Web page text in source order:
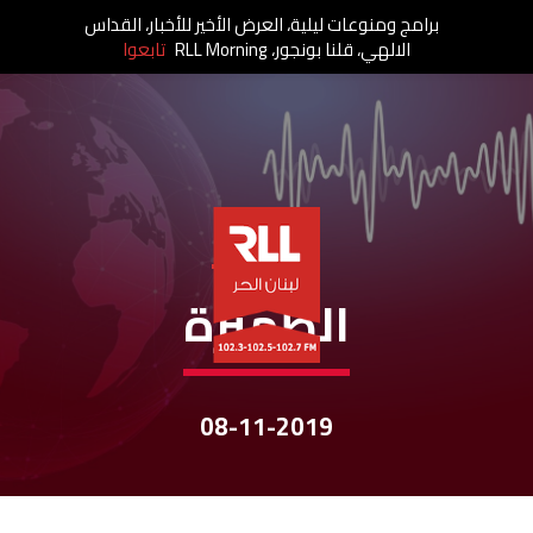
نشرات الأخبار
الظّهيرة
08-11-2019
برامج ومنوعات ليلية، العرض الأخير للأخبار، القداس
الالهي، قلنا بونجور، RLL Morning تابعوا